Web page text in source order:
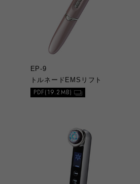
EP-9
トルネードEMSリフト
PDF(19.2MB)